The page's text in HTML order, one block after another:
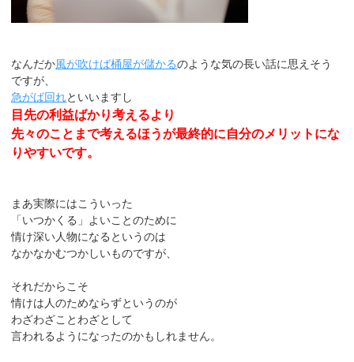
なんだか風が吹けば桶屋が儲かるのような気の長い話に思えそう
ですが、
急がば回れといいますし
目先の利益ばかり考えるより
先々のことまで考えるほうが最終的に自分のメリットにな
りやすいです。
まあ実際にはこういった
「いつかくる」よいことのために
情け深い人物になるというのは
なかなかむつかしいものですが、
それだからこそ
情けは人のためならずというのが
わざわざことわざとして
言われるようになったのかもしれません。